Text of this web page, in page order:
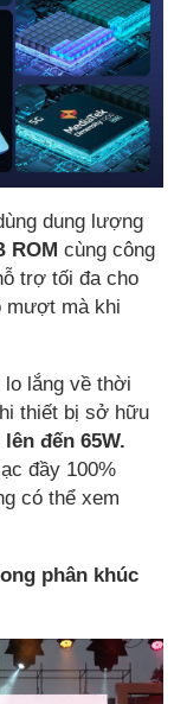
dung lượng
ROM cùng công
trợ tối đa cho
mượt mà khi
lo lắng về thời
thiết bị sở hữu
lên đến 65W.
đầy 100%
có thể xem
phân khúc